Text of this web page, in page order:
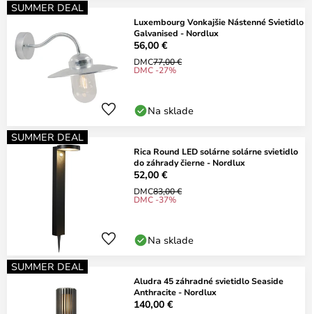
SUMMER DEAL
Luxembourg Vonkajšie Nástenné Svietidlo
Galvanised - Nordlux
56,00 €
DMC77,00 €
DMC -27%
Na sklade
SUMMER DEAL
Rica Round LED solárne solárne svietidlo
do záhrady čierne - Nordlux
52,00 €
DMC83,00 €
DMC -37%
Na sklade
SUMMER DEAL
Aludra 45 záhradné svietidlo Seaside
Anthracite - Nordlux
140,00 €